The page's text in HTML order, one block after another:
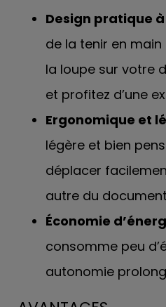
Design pratique
de la tenir en
la loupe sur votre
et profitez d’une
Ergonomique et
légère et bien
déplacer
autre du
Économie
consomme peu
autonomie